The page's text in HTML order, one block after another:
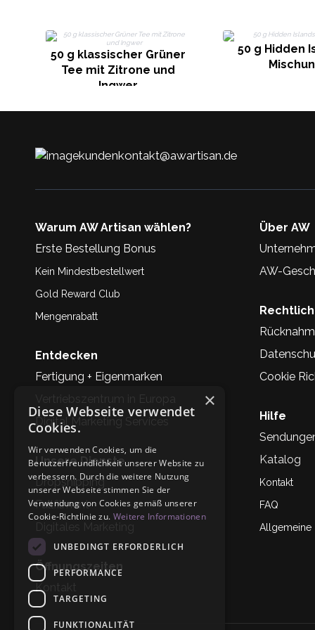
50 g klassischer Grüner
Tee mit Zitrone und
Ingwer
50 g Hidden
kundenkontakt@awartisan.de
Warum AW Artisan wählen?
Erste Bestellung Bonus
Kein Mindestbestellwert
Gold Reward Club
Mengenrabatt
Entdecken
Fertigung + Eigenmarken
Vertriebszentrum in Europa
Digital Marketing Services
Unsere Dienste
Dropshipping
Fullfilment
Digitales Marketing
Öffnungszeiten
Kontakt
Über AW
AW-
Cookie
Hilfe
Katalog
Kontakt
FAQ
Allgemeine
×
Diese Webseite verwendet
Cookies.
Wir verwenden Cookies, um die
Benutzerfreundlichkeit unserer Website zu
verbessern. Durch die weitere Nutzung
unserer Webseite stimmen Sie der
Verwendung von Cookies gemäß unserer
Cookie-Richtlinie zu. Weitere Informationen
UNBEDINGT ERFORDERLICH
PERFORMANCE
TARGETING
FUNKTIONALITÄT